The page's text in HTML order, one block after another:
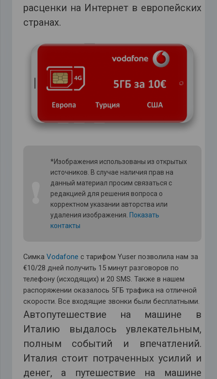
расценки на Интернет в европейских
странах.
*Изображения использованы из открытых
источников. В случае наличия прав на
данный материал просим связаться с
редакцией для решения вопроса о
корректном указании авторства или
удаления изображения. Показать
контакты
Симка Vodafone с тарифом Yuser позволила нам за
€10/28 дней получить 15 минут разговоров по
телефону (исходящих) и 20 SMS. Также в нашем
распоряжении оказалось 5ГБ трафика на отличной
скорости. Все входящие звонки были бесплатными.
Автопутешествие на машине в
Италию выдалось увлекательным,
полным событий и впечатлений.
Италия стоит потраченных усилий и
денег, а путешествие на машине